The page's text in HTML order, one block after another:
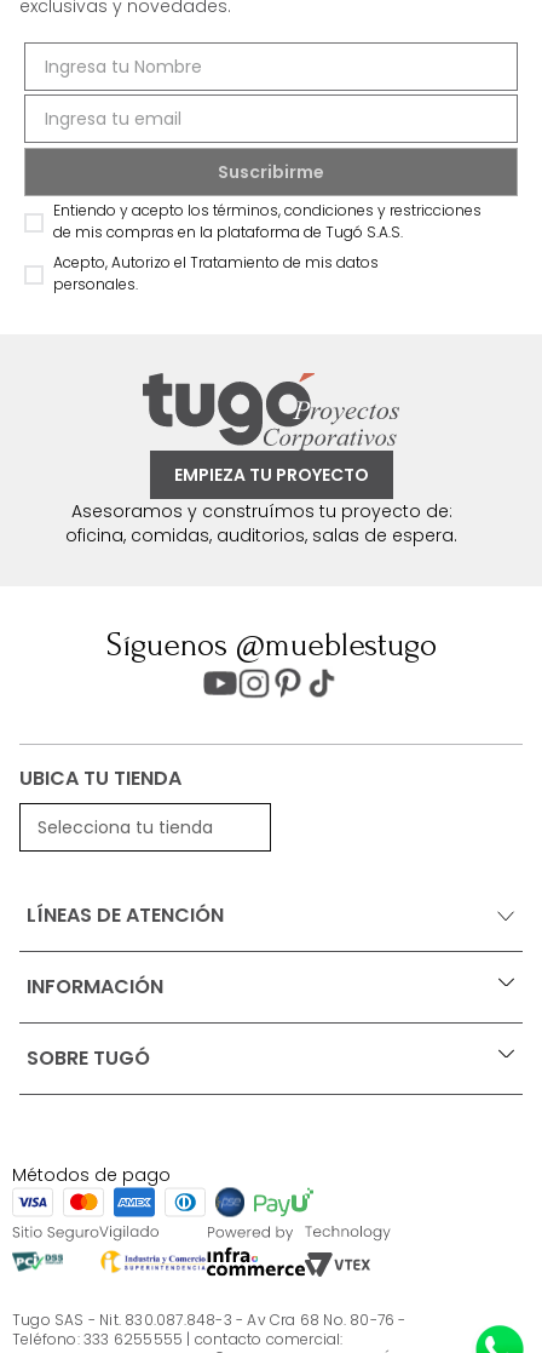
exclusivas y novedades.
Entiendo y acepto los términos, condiciones y restricciones
de mis compras en la plataforma de Tugó S.A.S.
Acepto, Autorizo el Tratamiento de mis datos
personales.
EMPIEZA TU PROYECTO
Asesoramos y construímos tu proyecto de:
oficina, comidas, auditorios, salas de espera.
Síguenos @mueblestugo
UBICA TU TIENDA
Selecciona tu tienda
LÍNEAS DE ATENCIÓN
INFORMACIÓN +
Ofertas vigentes
Términos, condiciones y restricciones para productos
S.A.S
Términos, condiciones y restricciones Tugó S.A.S
Instructivo cuidado de muebles
Sé parte de Tugó
¿Quiénes somos?
Servicio al cliente
SOBRE TUGÓ +
¿Quieres vender en Tugó?
Métodos de pago
Tugo SAS - Nit. 830.087.848-3 - Av Cra 68 No. 80-76 -
Teléfono: 333 6255555 | contacto comercial: